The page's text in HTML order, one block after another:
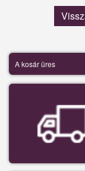
A kosár üres